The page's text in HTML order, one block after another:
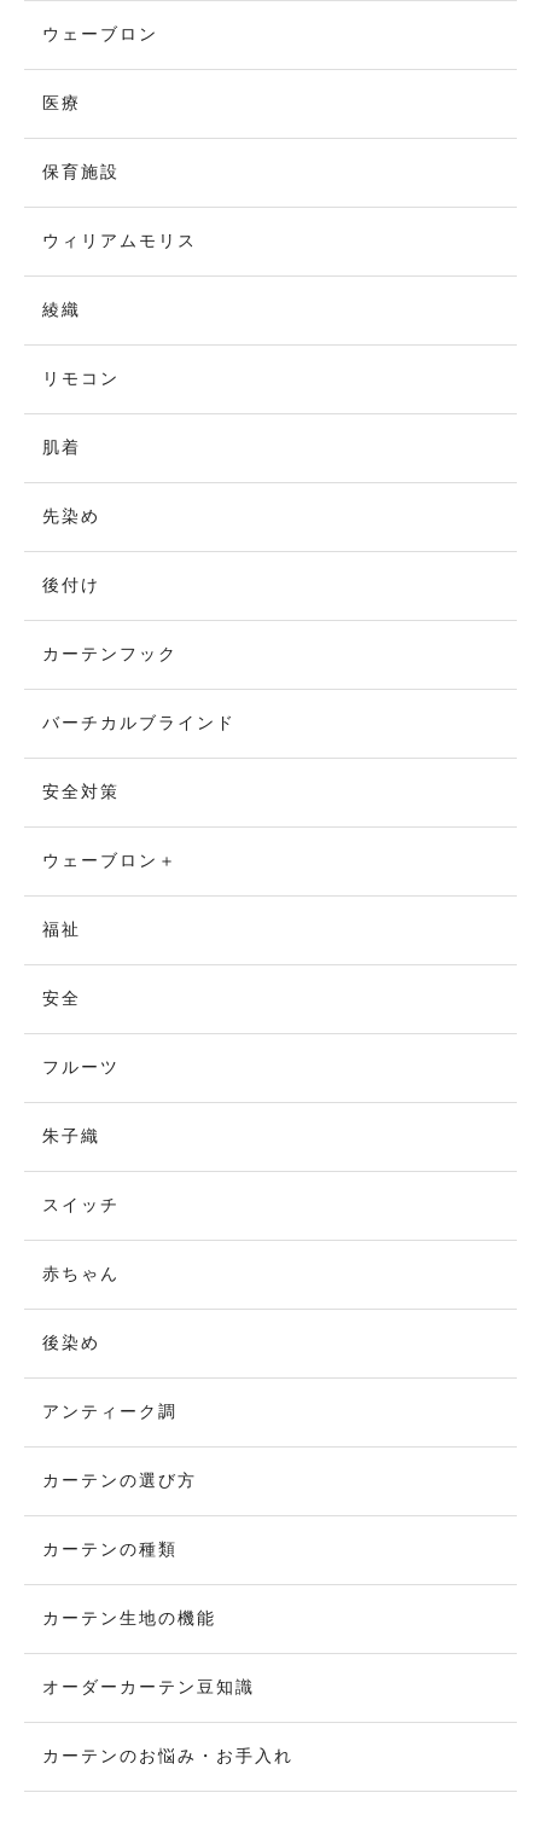
ウェーブロン
医療
保育施設
ウィリアムモリス
綾織
リモコン
肌着
先染め
後付け
カーテンフック
バーチカルブラインド
安全対策
ウェーブロン＋
福祉
安全
フルーツ
朱子織
スイッチ
赤ちゃん
後染め
アンティーク調
カーテンの選び方
カーテンの種類
カーテン生地の機能
オーダーカーテン豆知識
カーテンのお悩み・お手入れ